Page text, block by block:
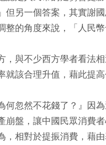
但另一個答案，其實謝
整的角度來說，「人民幣
，與不少西方學者看法
該合理升值，藉此提
何忽然不花錢了？』因
盤，讓中國民眾消費
，相對於提振消費，藉